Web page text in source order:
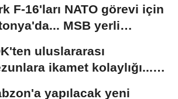
F-16'ları NATO görevi için
MSB yerli
sistemleriyle...
uluslararası
ikamet kolaylığı...
yapılacak yeni